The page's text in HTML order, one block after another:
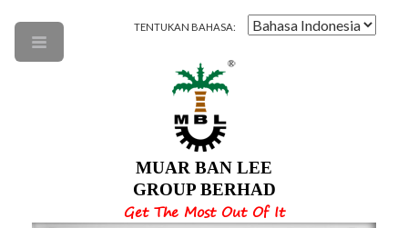
TENTUKAN BAHASA:
MUAR BAN LEE
GROUP BERHAD
Get The Most Out Of It